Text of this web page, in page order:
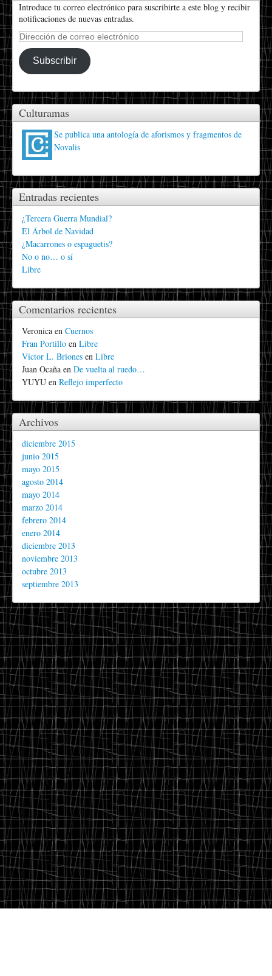
Introduce tu correo electrónico para suscribirte a este blog y recibir
notificaciones de nuevas entradas.
Dirección
correo
electrónico
Subscribir
Culturamas
Se publica una antología de aforismos y fragmentos de
Novalis
Entradas recientes
¿Tercera Guerra Mundial?
El Árbol de Navidad
¿Macarrones o espaguetis?
No o no… o sí
Libre
Comentarios recientes
Veronica en Cuernos
Fran Portillo en Libre
Víctor L. Briones en Libre
Juan Ocaña en De vuelta al ruedo…
YUYU en Reflejo imperfecto
Archivos
diciembre 2015
junio 2015
mayo 2015
agosto 2014
mayo 2014
marzo 2014
febrero 2014
enero 2014
diciembre 2013
noviembre 2013
octubre 2013
septiembre 2013